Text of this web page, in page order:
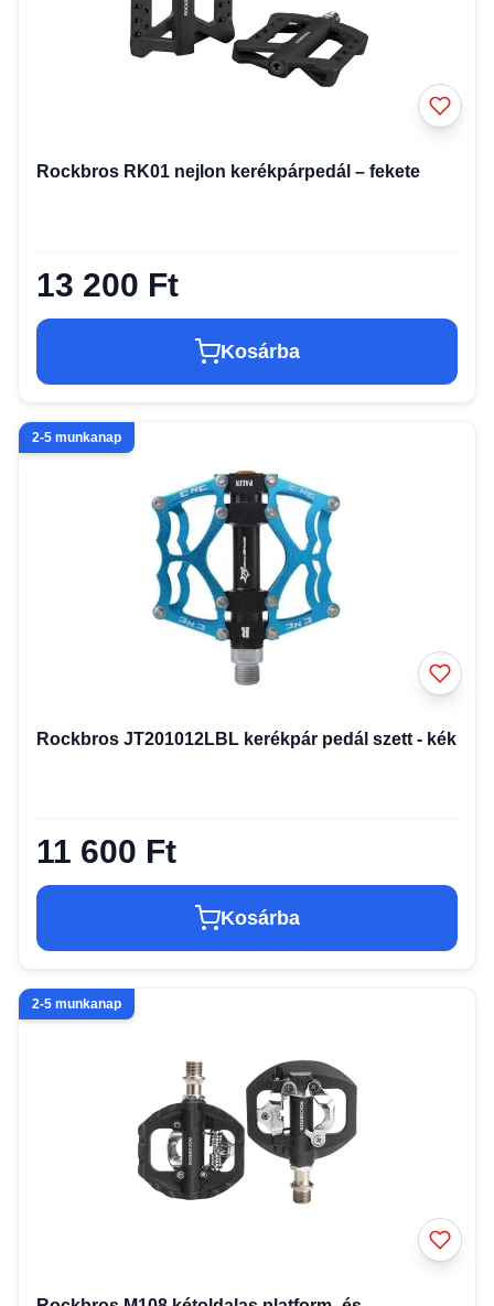
Rockbros RK01 nejlon kerékpárpedál – fekete
13 200 Ft
Kosárba
2-5 munkanap
Rockbros JT201012LBL kerékpár pedál szett - kék
11 600 Ft
Kosárba
2-5 munkanap